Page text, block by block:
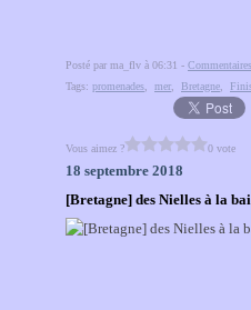
Posté par ma_flv à 06:31 -
Tags: promenades mer Bretagne
Vous aimez ? 0 vote
18 septembre 2018
[Bretagne] des Nielles à la